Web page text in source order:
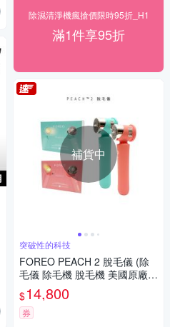
除濕清淨機瘋搶價限時95折_H1
滿1件享95折
補貨中
突破性的科技
FOREO PEACH 2 脫毛儀 (除
毛儀 除毛機 脫毛機 美國原廠公
司貨 兩年保固)
$14,800
券